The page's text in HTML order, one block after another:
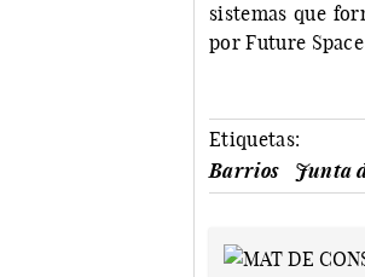
sistemas que
por Future
Etiquetas:
Barrios
Junta